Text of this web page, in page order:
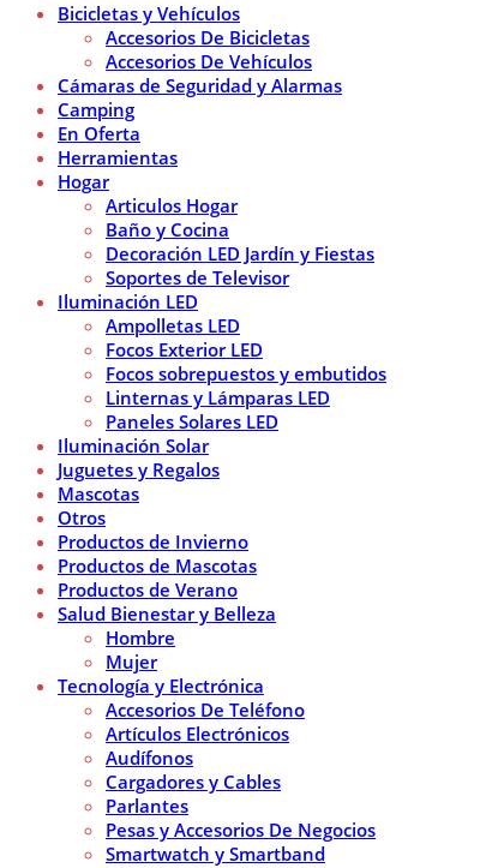
Bicicletas y Vehículos
Accesorios De Bicicletas
Accesorios De Vehículos
Cámaras de Seguridad y Alarmas
Camping
En Oferta
Herramientas
Hogar
Articulos Hogar
Baño y Cocina
Decoración LED Jardín y Fiestas
Soportes de Televisor
Iluminación LED
Ampolletas LED
Focos Exterior LED
Focos sobrepuestos y embutidos
Linternas y Lámparas LED
Paneles Solares LED
Iluminación Solar
Juguetes y Regalos
Mascotas
Otros
Productos de Invierno
Productos de Mascotas
Productos de Verano
Salud Bienestar y Belleza
Hombre
Mujer
Tecnología y Electrónica
Accesorios De Teléfono
Artículos Electrónicos
Audífonos
Cargadores y Cables
Parlantes
Pesas y Accesorios De Negocios
Smartwatch y Smartband